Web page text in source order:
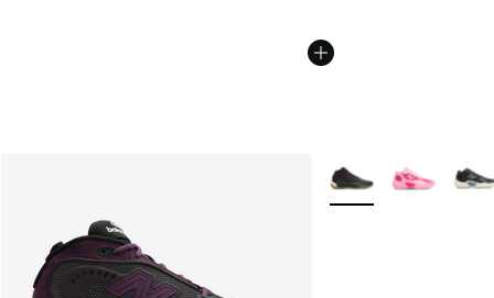
Plus de couleurs